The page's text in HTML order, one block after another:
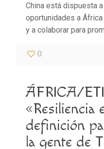
China está dispuesta
oportunidades a
y a colaborar para
0
ÁFRICA/
«Resiliencia
definición
la gente de